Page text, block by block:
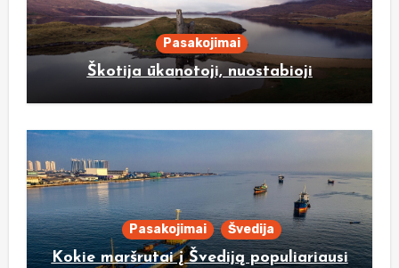
Pasakojimai
Škotija ūkanotoji, nuostabioji
Pasakojimai Švedija
Kokie maršrutai į Švediją populiariausi